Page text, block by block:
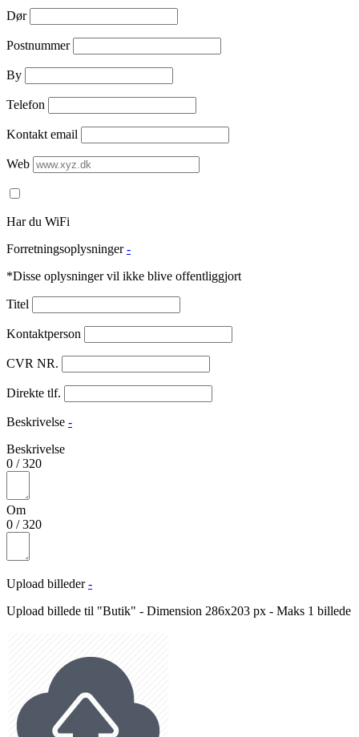
Dør
Postnummer
By
Telefon
Kontakt email
Web
Har du WiFi
Forretningsoplysninger -
*Disse oplysninger vil ikke blive offentliggjort
Titel
Kontaktperson
CVR NR.
Direkte tlf.
Beskrivelse -
Beskrivelse
0 /320
Om
0 /320
Upload billeder -
Upload billede til "Butik" - Dimension 286x203 px - Maks 1 billede